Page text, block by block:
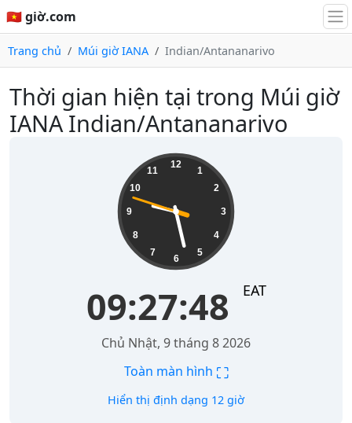
🇻🇳 giờ.com
Trang chủ Múi giờ IANA Indian/Antananarivo
Thời gian hiện tại trong Múi giờ
IANA Indian/Antananarivo
12
1
2
3
4
5
6
7
8
9
10
11
09:27:49 EAT
Chủ Nhật, 9 tháng 8 2026
Toàn màn hình ⛶
Hiển thị định dạng 12 giờ